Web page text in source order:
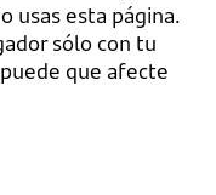
usas esta página.
sólo con tu
que afecte